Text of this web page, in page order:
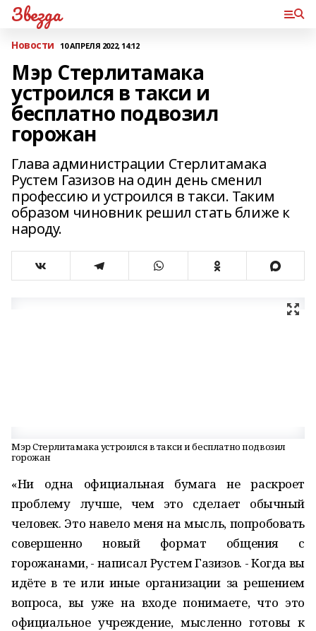
Звезда
Новости 10 АПРЕЛЯ 2022, 14:12
Мэр Стерлитамака
устроился в такси и
бесплатно подвозил
горожан
Глава администрации Стерлитамака
Рустем Газизов на один день сменил
профессию и устроился в такси. Таким
образом чиновник решил стать ближе к
народу.
Мэр Стерлитамака устроился в такси и бесплатно подвозил
горожан
«Ни одна официальная бумага не раскроет
проблему лучше, чем это сделает обычный
человек. Это навело меня на мысль, попробовать
совершенно новый формат общения с
горожанами, - написал Рустем Газизов. - Когда вы
идёте в те или иные организации за решением
вопроса, вы уже на входе понимаете, что это
официальное учреждение, мысленно готовы к